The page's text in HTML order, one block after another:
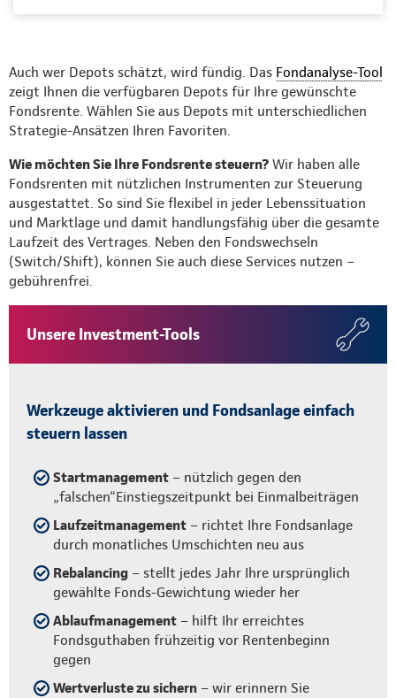
Auch wer Depots schätzt, wird fündig. Das Fondanalyse-Tool
zeigt Ihnen die verfügbaren Depots für Ihre gewünschte
Fondsrente. Wählen Sie aus Depots mit unterschiedlichen
Strategie-Ansätzen Ihren Favoriten.
Wie möchten Sie Ihre Fondsrente steuern? Wir haben alle
Fondsrenten mit nützlichen Instrumenten zur Steuerung
ausgestattet. So sind Sie flexibel in jeder Lebenssituation
und Marktlage und damit handlungsfähig über die gesamte
Laufzeit des Vertrages. Neben den Fondswechseln
(Switch/Shift), können Sie auch diese Services nutzen –
gebührenfrei.
Unsere Investment-Tools
Werkzeuge aktivieren und Fondsanlage einfach
steuern lassen
Startmanagement – nützlich gegen den
„falschen“Einstiegszeitpunkt bei Einmalbeiträgen
Laufzeitmanagement – richtet Ihre Fondsanlage
durch monatliches Umschichten neu aus
Rebalancing – stellt jedes Jahr Ihre ursprünglich
gewählte Fonds-Gewichtung wieder her
Ablaufmanagement – hilft Ihr erreichtes
Fondsguthaben frühzeitig vor Rentenbeginn
gegen
Wertverluste zu sichern – wir erinnern Sie